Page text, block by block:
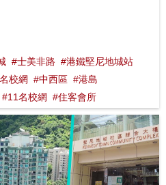
#士美非路 #港鐵堅尼地城站
校網 #中西區 #港島
#11名校網 #住客會所